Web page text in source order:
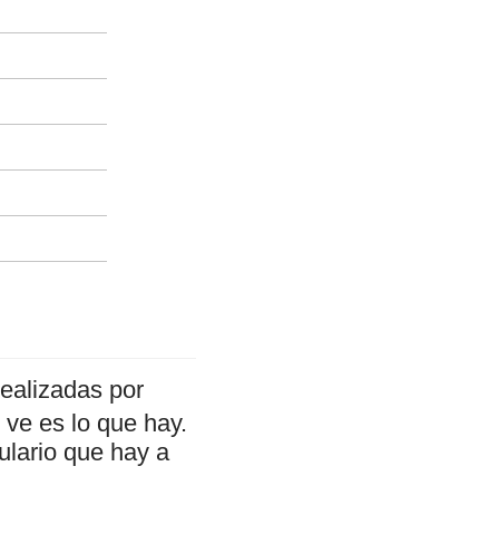
por
es lo que hay.
que hay a